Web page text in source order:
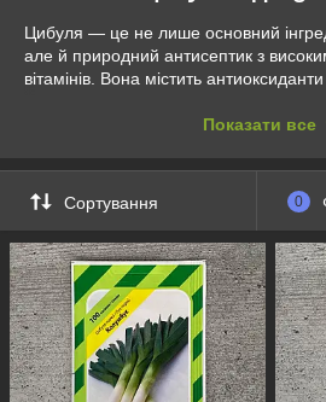
Цибуля — це не лише основний
але й природний антисептик з
вітамінів. Вона містить
сирої цибулі може бути корисним,
та мінерали.
У багатьох культурах цибуля
але й надає їм особливий сенс. У
вважається символом кохання та
магазин АgroPlanet Ukraine запрошує
цибулі, де традиційні смаки та
найсучаснішими технологіями
Показати все
Сортування 0